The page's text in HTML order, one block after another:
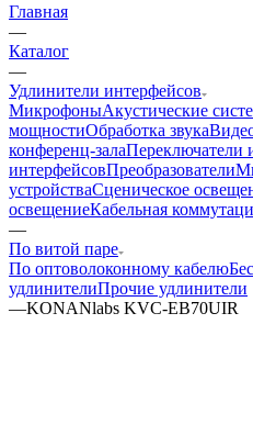
Главная
—
Каталог
—
Удлинители интерфейсов
МикрофоныАкустические
мощностиОбработка звука
конференц-залаПереключатели
интерфейсовПреобразователи
устройстваСценическое
освещениеКабельная
—
По витой паре
По оптоволоконному кабелю
удлинителиПрочие удлинители
—KONANlabs KVC-EB70UIR